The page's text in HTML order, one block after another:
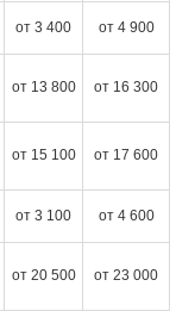
от 3 400 от 4 900
от 13 800 от 16 300
от 15 100 от 17 600
от 3 100 от 4 600
от 20 500 от 23 000